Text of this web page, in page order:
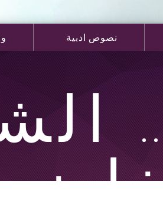
نصوص ادبية